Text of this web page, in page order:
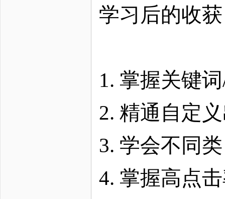
学习后的收获
1. 掌握关键
2. 精通自定
3. 学会不同
4. 掌握高点